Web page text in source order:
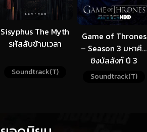
Sisyphus The Myth
รหัสลับข้ามเวลา
Soundtrack(T)
Game of Thrones
– Season 3 มหาศึก
ชิงบัลลังก์ ปี 3
Soundtrack(T)